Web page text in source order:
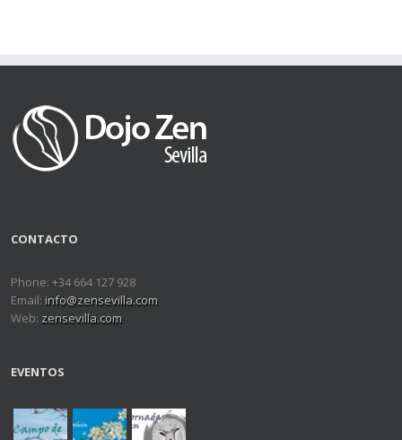
CONTACTO
Phone: +34 664 127 928
Email: info@zensevilla.com
Web: zensevilla.com
EVENTOS